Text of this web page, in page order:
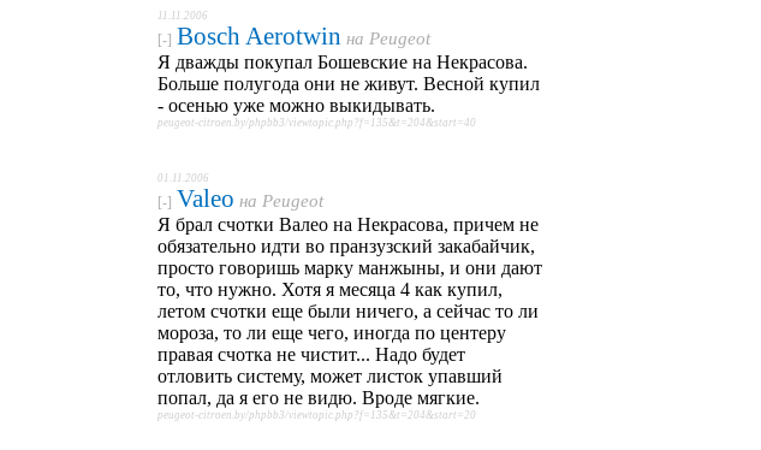
11.11.2006
[-] Bosch Aerotwin на Peugeot
Я дважды покупал Бошевские на Некрасова.
Больше полугода они не живут. Весной купил
- осенью уже можно выкидывать.
peugeot-citroen.by/phpbb3/viewtopic.php?f=135&t=204&start=40
01.11.2006
[-] Valeo на Peugeot
Я брал счотки Валео на Некрасова, причем не
обязательно идти во пранзузский закабайчик,
просто говоришь марку манжыны, и они дают
то, что нужно. Хотя я месяца 4 как купил,
летом счотки еще были ничего, а сейчас то ли
мороза, то ли еще чего, иногда по центеру
правая счотка не чистит... Надо будет
отловить систему, может листок упавший
попал, да я его не видю. Вроде мягкие.
peugeot-citroen.by/phpbb3/viewtopic.php?f=135&t=204&start=20